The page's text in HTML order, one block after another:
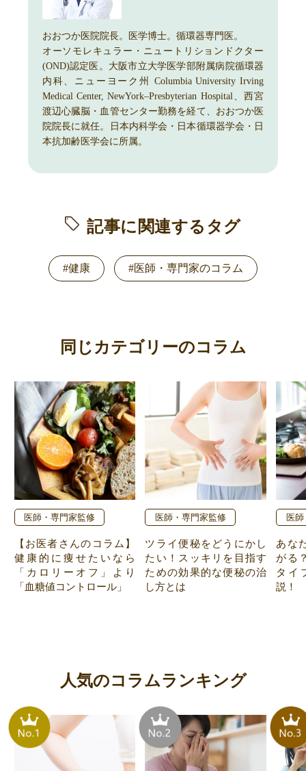
おおつか医院院長。医学博士。循環器専門医。
オーソモレキュラー・ニュートリションドクター
(OND)認定医。大阪市立大学医学部附属病院循環器
内科、ニューヨーク州 Columbia University Irving
Medical Center, NewYork–Presbyterian Hospital、西宮
渡辺心臓脳・血管センター勤務を経て、おおつか医
院院長に就任。日本内科学会・日本循環器学会・日
本抗加齢医学会に所属。
記事に関連するタグ
#健康 #医師・専門家のコラム
同じカテゴリーのコラム
医師・専門家監修
【お医者さんのコラム】
健康的に痩せたいなら
「カロリーオフ」より
「血糖値コントロール」
医師・専門家監修
ツライ便秘をどうにかし
たい！スッキリを目指す
ための効果的な便秘の治
し方とは
医師
あな
がる
タイ
説！
人気のコラムランキング